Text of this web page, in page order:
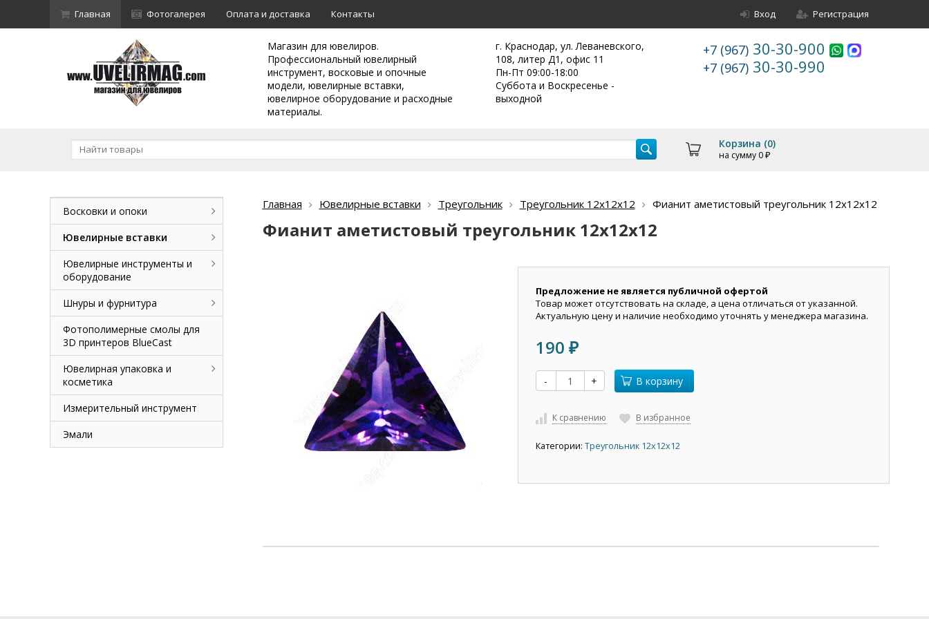
Главная Фотогалерея Оплата и доставка Контакты Вход Регистрация
Магазин для ювелиров.
Профессиональный ювелирный
инструмент, восковые и опочные
модели, ювелирные вставки,
ювелирное оборудование и расходные
материалы.
г. Краснодар, ул. Леваневского,
108, литер Д1, офис 11
Пн-Пт 09:00-18:00
Суббота и Воскресенье -
выходной
+7 (967) 30-30-900
+7 (967) 30-30-990
Корзина (0)
на сумму 0 ₽
Главная Ювелирные вставки Треугольник Треугольник 12х12х12 Фианит аметистовый треугольник 12х12х12
Фианит аметистовый треугольник 12х12х12
Предложение не является публичной офертой
Товар может отсутствовать на складе, а цена отличаться от указанной.
Актуальную цену и наличие необходимо уточнять у менеджера магазина.
190 ₽
- + В корзину
К сравнению В избранное
Категории: Треугольник 12х12х12
Восковки и опоки
Ювелирные вставки
Ювелирные инструменты и
оборудование
Шнуры и фурнитура
Фотополимерные смолы для
3D принтеров BlueCast
Ювелирная упаковка и
косметика
Измерительный инструмент
Эмали